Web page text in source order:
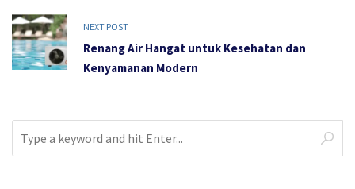
NEXT POST
Renang Air Hangat untuk Kesehatan dan
Kenyamanan Modern